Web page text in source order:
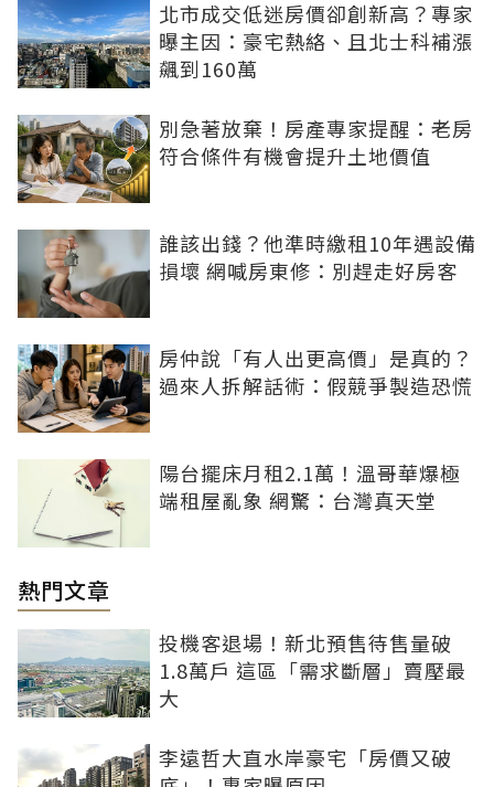
北市成交低迷房價卻創新高？專家
曝主因：豪宅熱絡、且北士科補漲
飆到160萬
別急著放棄！房產專家提醒：老房
符合條件有機會提升土地價值
誰該出錢？他準時繳租10年遇設備
損壞 網喊房東修：別趕走好房客
房仲說「有人出更高價」是真的？
過來人拆解話術：假競爭製造恐慌
陽台擺床月租2.1萬！溫哥華爆極
端租屋亂象 網驚：台灣真天堂
熱門文章
投機客退場！新北預售待售量破
1.8萬戶 這區「需求斷層」賣壓最
大
李遠哲大直水岸豪宅「房價又破